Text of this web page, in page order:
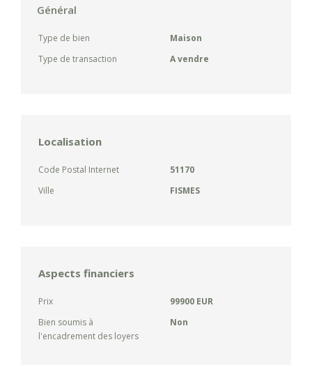
Général
Type de bien
Maison
Type de transaction
A vendre
Localisation
Code Postal Internet
51170
Ville
FISMES
Aspects financiers
Prix
99900 EUR
Bien soumis à
l'encadrement des loyers
Non